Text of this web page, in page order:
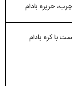
حریره بادام
با کره بادام